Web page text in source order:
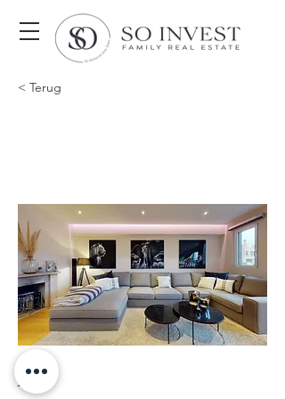
< Terug
LOUÉ